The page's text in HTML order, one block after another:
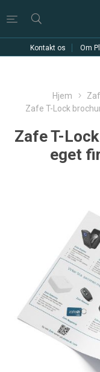
Kontakt os Om
Hjem
Zafe T-Lock
Zafe T-
eget